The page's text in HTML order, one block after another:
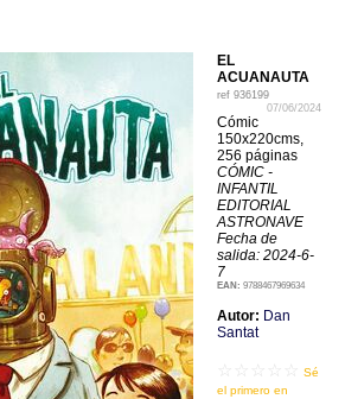
EL
ACUANAUTA
ref 936199
07/06/2024
Cómic
150x220cms,
256 páginas
CÓMIC -
INFANTIL
EDITORIAL
ASTRONAVE
Fecha de
salida: 2024-6-
7
EAN: 9788467969634
Autor: Dan
Santat
Sé
el primero en